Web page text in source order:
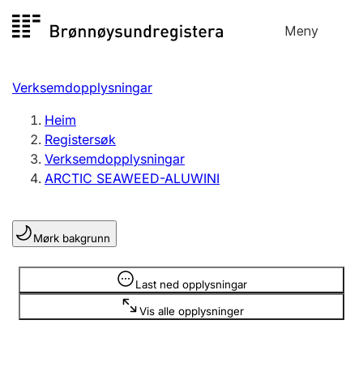
til
Meny
Registersøk
Aksjeselskap
Enkeltpersonføretak
Registrere, endre, slette
Lag og foreining
Registrere, endre, slette
Verksemdopplysningar
Heim
Registersøk
Verksemdopplysningar
ARCTIC SEAWEED-ALUWINI
Mørk bakgrunn
Last ned opplysningar
Vis alle opplysninger
Opplysninger er skjult